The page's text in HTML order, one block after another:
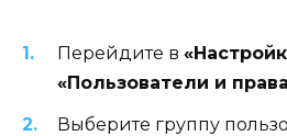
Перейдите в
«Пользователи и
Выберите группу